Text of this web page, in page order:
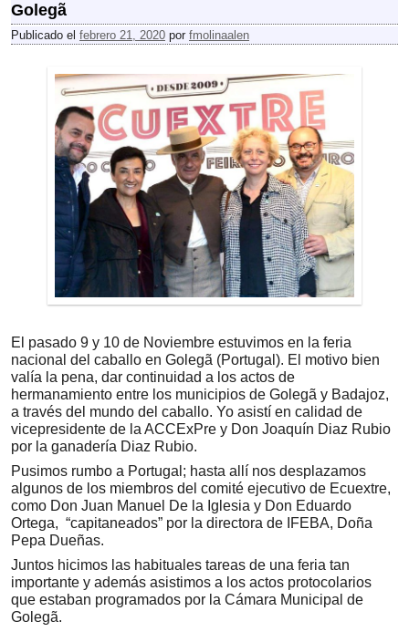
Golegã
Publicado el febrero 21, 2020 por fmolinaalen
El pasado 9 y 10 de Noviembre estuvimos en la feria
nacional del caballo en Golegã (Portugal). El motivo bien
valía la pena, dar continuidad a los actos de
hermanamiento entre los municipios de Golegã y Badajoz,
a través del mundo del caballo. Yo asistí en calidad de
vicepresidente de la ACCExPre y Don Joaquín Diaz Rubio
por la ganadería Diaz Rubio.
Pusimos rumbo a Portugal; hasta allí nos desplazamos
algunos de los miembros del comité ejecutivo de Ecuextre,
como Don Juan Manuel De la Iglesia y Don Eduardo
Ortega, “capitaneados” por la directora de IFEBA, Doña
Pepa Dueñas.
Juntos hicimos las habituales tareas de una feria tan
importante y además asistimos a los actos protocolarios
que estaban programados por la Cámara Municipal de
Golegã.